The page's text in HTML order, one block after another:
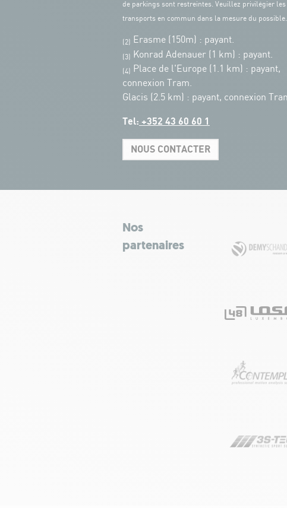
de parkings sont restreintes. Veuillez privilégier les
transports en commun dans la mesure du possible.
(2) Erasme (150m) : payant.
(3) Konrad Adenauer (1 km) : payant.
(4)
Place de l'Europe (1.1 km) : payant,
connexion Tram.
Glacis (2.5 km) : payant, connexion
Tel: +352 43 60 60 1
NOUS CONTACTER
Nos
partenaires